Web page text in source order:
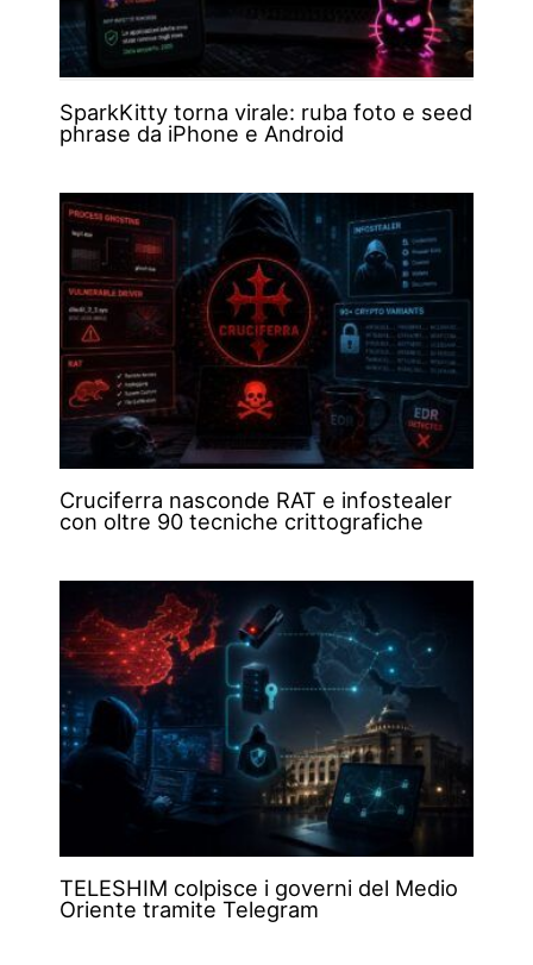
SparkKitty torna virale: ruba foto e seed
phrase da iPhone e Android
Cruciferra nasconde RAT e infostealer
con oltre 90 tecniche crittografiche
TELESHIM colpisce i governi del Medio
Oriente tramite Telegram